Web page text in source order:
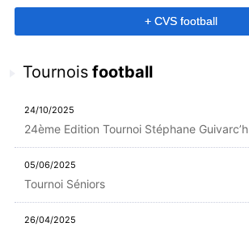
+ CVS football
Tournoisfootball
24/10/2025
24ème Edition Tournoi Stéphane Guivarc’h
05/06/2025
Tournoi Séniors
26/04/2025